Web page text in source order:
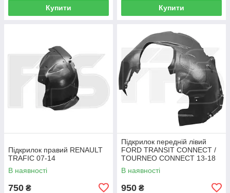
Купити Купити
Підкрилок правий RENAULT
TRAFIC 07-14
В наявності
750 ₴
Підкрилок передній лівий
FORD TRANSIT CONNECT /
TOURNEO CONNECT 13-18
В наявності
950 ₴